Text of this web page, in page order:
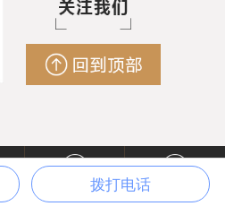
关于MIDU 联系MIDU
拨打电话